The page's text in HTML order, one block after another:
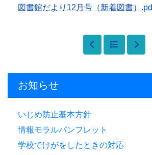
お知らせ
いじめ防止基本方針
情報モラルパンフレット
学校でけがをしたときの対応
図書館だより12月号（新着図書）